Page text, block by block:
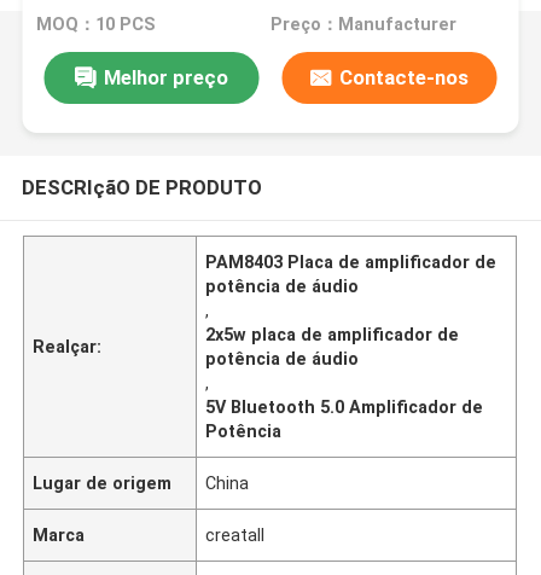
PAM8403
MOQ：10 PCS Preço：Manufacturer
Melhor preço Contacte-nos
DESCRIçãO DE PRODUTO
Realçar:
PAM8403 Placa de amplificador de
potência de áudio
,
2x5w placa de amplificador de
potência de áudio
,
5V Bluetooth 5.0 Amplificador de
Potência
Lugar de origem China
Marca creatall